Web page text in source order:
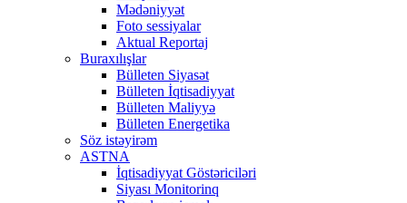
Mədəniyyət
Foto sessiyalar
Aktual Reportaj
Buraxılışlar
Bülleten Siyasət
Bülleten İqtisadiyyat
Bülleten Maliyyə
Bülleten Energetika
Söz istəyirəm
ASTNA
İqtisadiyyat Göstəriciləri
Siyası Monitorinq